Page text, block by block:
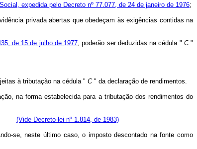
expedida pelo Decreto nº 77.077, de 24 de janeiro de 1976;
privada abertas que obedeçam às exigências contidas na
de 15 de julho de 1977 , poderão ser deduzidas na cédula " C"
à tributação na cédula " C" da declaração de rendimentos.
na forma estabelecida para a tributação dos rendimentos do
(Vide Decreto-lei nº 1.814, de 1983)
se, neste último caso, o imposto descontado na fonte como